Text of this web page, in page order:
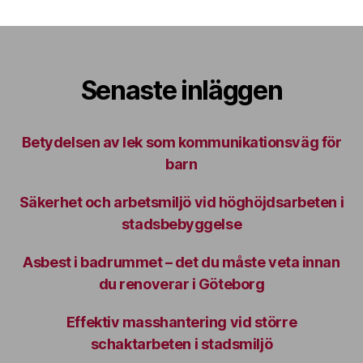
Senaste inläggen
Betydelsen av lek som kommunikationsväg för
barn
Säkerhet och arbetsmiljö vid höghöjdsarbeten i
stadsbebyggelse
Asbest i badrummet – det du måste veta innan
du renoverar i Göteborg
Effektiv masshantering vid större
schaktarbeten i stadsmiljö